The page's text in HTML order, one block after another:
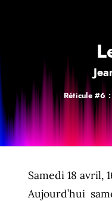
Réticule #6
Samedi 18 avril,
Aujourd’hui